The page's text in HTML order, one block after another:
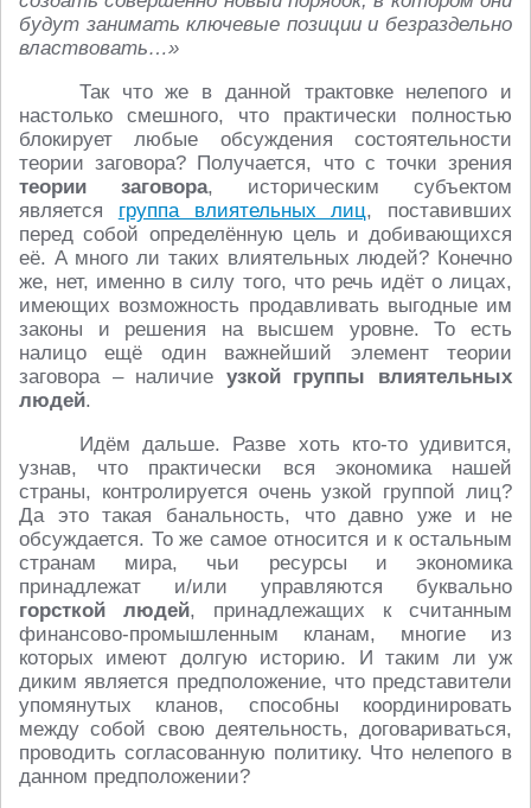
будут занимать ключевые позиции и безраздельно
властвовать…»
Так что же в данной трактовке нелепого и
настолько смешного, что практически полностью
блокирует любые обсуждения состоятельности
теории заговора? Получается, что с точки зрения
теории заговора, историческим субъектом
является группа влиятельных лиц, поставивших
перед собой определённую цель и добивающихся
её. А много ли таких влиятельных людей? Конечно
же, нет, именно в силу того, что речь идёт о лицах,
имеющих возможность продавливать выгодные им
законы и решения на высшем уровне. То есть
налицо ещё один важнейший элемент теории
заговора – наличие узкой группы влиятельных
людей.
Идём дальше. Разве хоть кто-то удивится,
узнав, что практически вся экономика нашей
страны, контролируется очень узкой группой лиц?
Да это такая банальность, что давно уже и не
обсуждается. То же самое относится и к остальным
странам мира, чьи ресурсы и экономика
принадлежат и/или управляются буквально
горсткой людей, принадлежащих к считанным
финансово-промышленным кланам, многие из
которых имеют долгую историю. И таким ли уж
диким является предположение, что представители
упомянутых кланов, способны координировать
между собой свою деятельность, договариваться,
проводить согласованную политику. Что нелепого в
данном предположении?